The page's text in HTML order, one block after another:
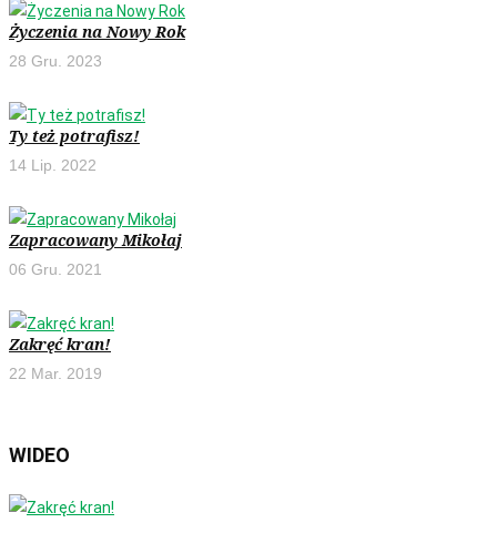
Życzenia na Nowy Rok
28 Gru. 2023
Ty też potrafisz!
14 Lip. 2022
Zapracowany Mikołaj
06 Gru. 2021
Zakręć kran!
22 Mar. 2019
WIDEO